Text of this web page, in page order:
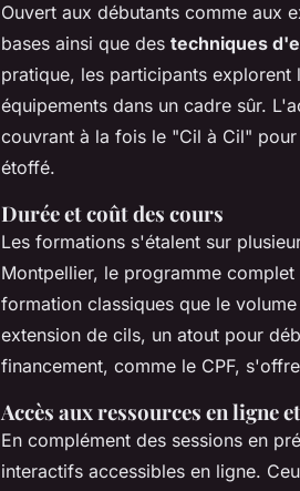
Ouvert aux débutants comme aux
bases ainsi que des techniques
pratique, les participants
équipements dans un cadre sûr.
couvrant à la fois le "Cil à Cil"
étoffé.
Durée et coût des cours
Les formations s'étalent sur
Montpellier, le programme
formation classiques que le
extension de cils, un atout pour
financement, comme le CPF,
Accès aux ressources en ligne
En complément des sessions en
interactifs accessibles en ligne.